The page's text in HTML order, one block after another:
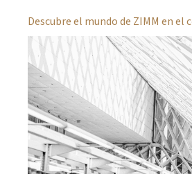
Descubre el mundo de ZIMM en